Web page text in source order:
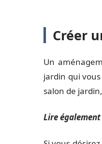
Créer
Un
jardin qui
salon de
Lire